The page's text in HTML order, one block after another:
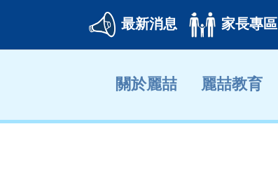
最新消息 家長專區
關於麗喆 麗喆教育